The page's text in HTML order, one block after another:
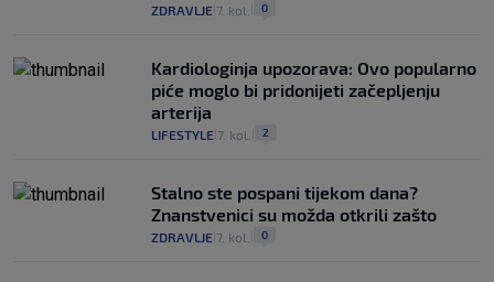
ZDRAVLJE 7. kol. 0
Kardiologinja upozorava: Ovo popularno
piće moglo bi pridonijeti začepljenju
arterija
LIFESTYLE 7. kol. 2
Stalno ste pospani tijekom dana?
Znanstvenici su možda otkrili zašto
ZDRAVLJE 7. kol. 0